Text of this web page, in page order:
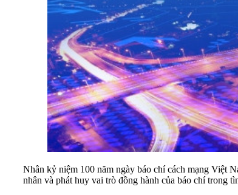
Nhân kỷ niệm 100 năm ngày báo chí cách mạng Việt
nhân và phát huy vai trò đồng hành của báo chí trong